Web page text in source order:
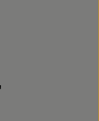
verbraucher
lammertzhof/
www.youtube.com/
Externer Link zu https://